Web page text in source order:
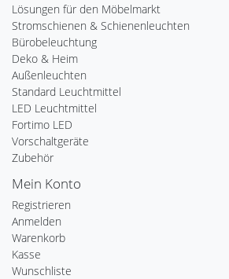
Lösungen für den Möbelmarkt
Stromschienen & Schienenleuchten
Bürobeleuchtung
Deko & Heim
Außenleuchten
Standard Leuchtmittel
LED Leuchtmittel
Fortimo LED
Vorschaltgeräte
Zubehör
Mein Konto
Registrieren
Anmelden
Warenkorb
Kasse
Wunschliste